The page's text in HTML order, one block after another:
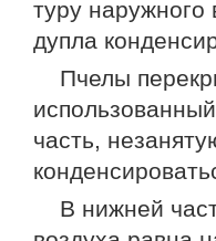
туру наружного
дупла
Пчелы
часть,
В нижней